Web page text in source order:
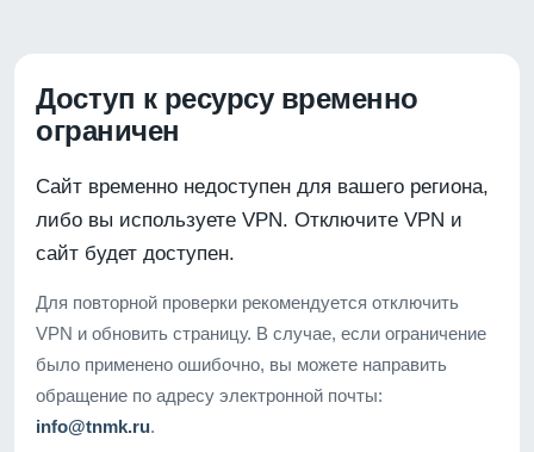
Доступ к ресурсу временно
ограничен
Сайт временно недоступен для вашего региона,
либо вы используете VPN. Отключите VPN и
сайт будет доступен.
Для повторной проверки рекомендуется отключить
VPN и обновить страницу. В случае, если ограничение
было применено ошибочно, вы можете направить
обращение по адресу электронной почты:
info@tnmk.ru.